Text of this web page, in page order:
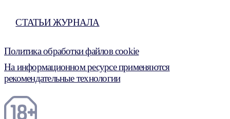
СТАТЬИ ЖУРНАЛА
Политика обработки файлов cookie
На информационном ресурсе применяются
рекомендательные технологии